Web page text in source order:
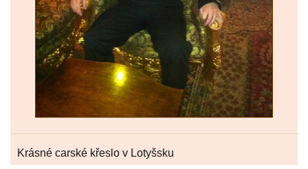
Krásné carské křeslo v Lotyšsku